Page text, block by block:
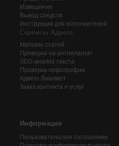
Извещения
Вывод средств
Инструкции для исполнителей
Сервисы Адвего
Магазин статей
Проверка на антиплагиат
SEO-анализ текста
Проверка орфографии
Адвего Лингвист
Заказ контента и услуг
Информация
Пользовательское соглашение